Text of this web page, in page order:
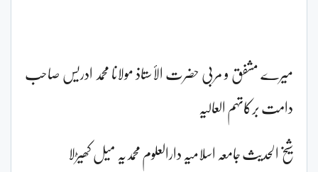
میرے مشفق و مربی حضرت الأستاذ مولانا محمد ادریس صاحب
دامت برکاتہم العالیہ
شیخ الحدیث جامعہ اسلامیہ دارالعلوم محمدیہ میل کھیڑلا